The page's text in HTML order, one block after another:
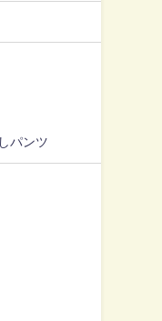
パンツ